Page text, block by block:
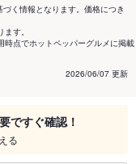
く情報となります。価格につき
す。
時点でホットペッパーグルメに掲載
2026/06/07 更新
ですぐ確認！
る